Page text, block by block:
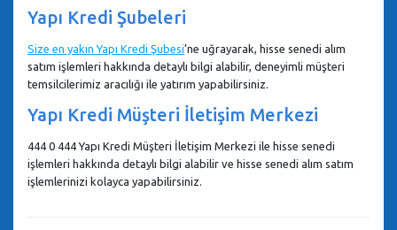
Yapı Kredi Şubeleri
Size en yakın Yapı Kredi Şubesi’ne uğrayarak, hisse senedi alım
satım işlemleri hakkında detaylı bilgi alabilir, deneyimli müşteri
temsilcilerimiz aracılığı ile yatırım yapabilirsiniz.
Yapı Kredi Müşteri İletişim Merkezi
444 0 444 Yapı Kredi Müşteri İletişim Merkezi ile hisse senedi
işlemleri hakkında detaylı bilgi alabilir ve hisse senedi alım satım
işlemlerinizi kolayca yapabilirsiniz.